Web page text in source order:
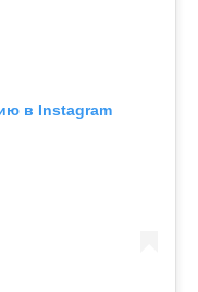
в Instagram